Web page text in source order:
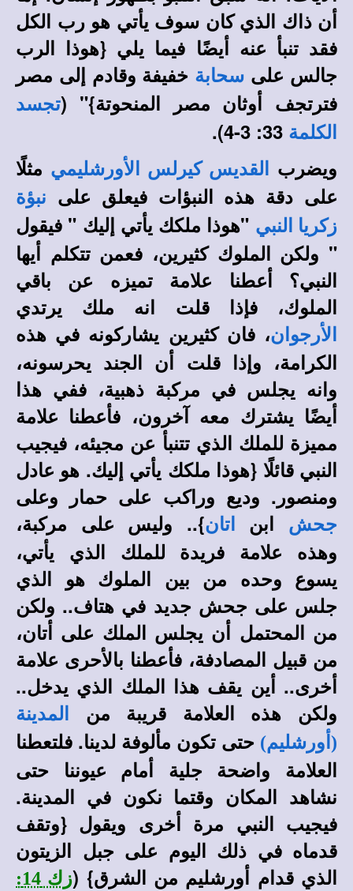
أن ذاك الذي كان سوف يأتي هو رب الكل
فقد تنبأ عنه أيضًا فيما يلي {هوذا الرب
جالس على سحابة خفيفة وقادم إلى مصر
فترتجف أوثان مصر المنحوتة}" (تجسد
الكلمة
ويضرب
القديس كيرلس الأورشليمي مثلًا
على دقة هذه النبؤات فيعلق على
نبؤة
زكريا النبي "هوذا ملكك يأتي إليك " فيقول
" ولكن الملوك كثيرين، فعمن تتكلم أيها
النبي؟ أعطنا علامة تميزه عن باقي
الملوك، فإذا قلت انه ملك يرتدي
الأرجوان، فان كثيرين يشاركونه في هذه
الكرامة، وإذا قلت أن الجند يحرسونه،
وانه يجلس في مركبة ذهبية، ففي هذا
أيضًا يشترك معه آخرون، فأعطنا علامة
مميزة للملك الذي تتنبأ عن مجيئه، فيجيب
النبي قائلًا {هوذا ملكك يأتي إليك. هو عادل
ومنصور. وديع وراكب على حمار وعلى
جحش ابن اتان}.. وليس على مركبة،
وهذه علامة فريدة للملك الذي يأتي،
يسوع وحده من بين الملوك هو الذي
جلس على جحش جديد في هتاف.. ولكن
من المحتمل أن يجلس الملك على أتان،
من قبيل المصادفة، فأعطنا بالأحرى علامة
أخرى.. أين يقف هذا الملك الذي يدخل..
ولكن هذه العلامة قريبة من
المدينة
(أورشليم) حتى تكون مألوفة لدينا. فلتعطنا
العلامة واضحة جلية أمام عيوننا حتى
نشاهد المكان وقتما نكون في المدينة.
فيجيب النبي مرة أخرى ويقول {وتقف
قدماه في ذلك اليوم على جبل الزيتون
الذي قدام أورشليم من الشرق} (
زك 14: